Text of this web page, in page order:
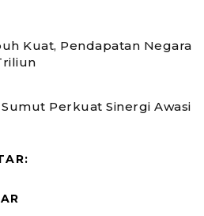
Kuat, Pendapatan Negara
Perkuat Sinergi Awasi